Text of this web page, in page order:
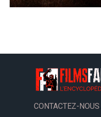
CONTACTEZ-NOUS